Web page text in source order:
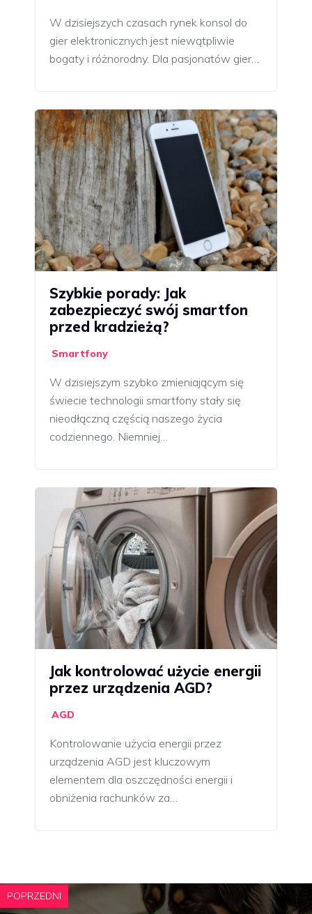
W dzisiejszych czasach rynek konsol do
gier elektronicznych jest niewątpliwie
bogaty i różnorodny. Dla pasjonatów gier…
Szybkie porady: Jak
zabezpieczyć swój smartfon
przed kradzieżą?
Smartfony
W dzisiejszym szybko zmieniającym się
świecie technologii smartfony stały się
nieodłączną częścią naszego życia
codziennego. Niemniej…
Jak kontrolować użycie energii
przez urządzenia AGD?
AGD
Kontrolowanie użycia energii przez
urządzenia AGD jest kluczowym
elementem dla oszczędności energii i
obniżenia rachunków za…
POPRZEDNI